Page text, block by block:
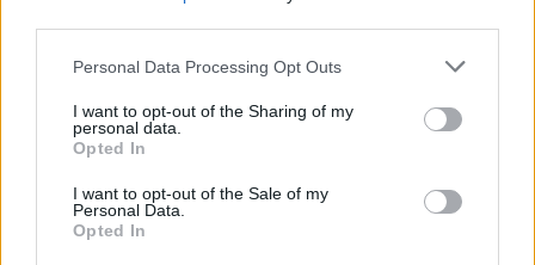
Personal Data Processing Opt Outs
I want to opt-out of the Sharing of my
personal data.
Opted In
I want to opt-out of the Sale of my
Personal Data.
Opted In